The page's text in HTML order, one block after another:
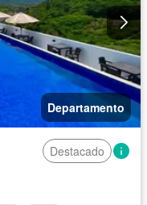
Departamento
Destacado